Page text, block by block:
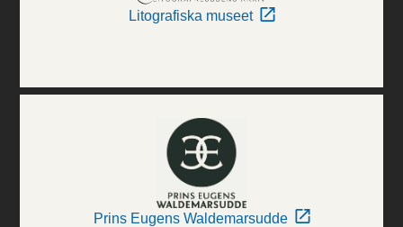
Litografiska museet
Prins Eugens Waldemarsudde